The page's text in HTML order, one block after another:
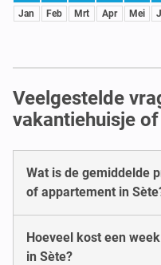
Jan Feb Mrt Apr Mei
Veelgestelde
vakantiehuisje
Wat is de gemiddelde
of appartement in
Hoeveel kost een
in Sète?